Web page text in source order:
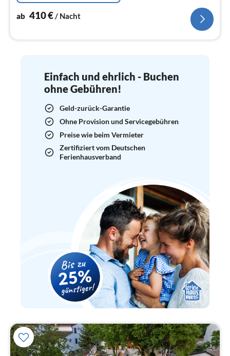
ab 410€/ Nacht
Einfach und ehrlich - Buchen
ohne Gebühren!
Geld-zurück-Garantie
Ohne Provision und Servicegebühren
Preise wie beim Vermieter
Zertifiziert vom Deutschen
Ferienhausverband